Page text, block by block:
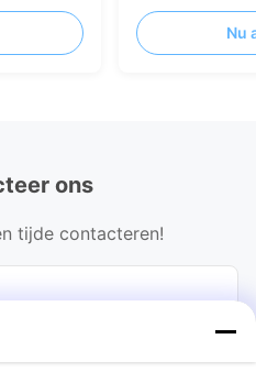
CentrifugaalNu
ons
tijde contacteren!